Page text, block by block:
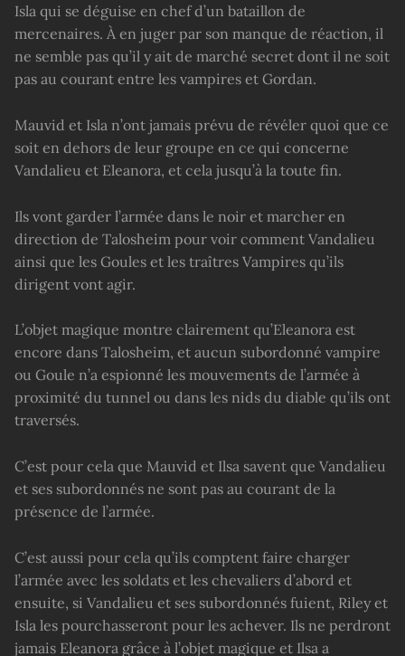
Isla qui se déguise en chef d’un bataillon de
mercenaires. À en juger par son manque de réaction, il
ne semble pas qu’il y ait de marché secret dont il ne soit
pas au courant entre les vampires et Gordan.
Mauvid et Isla n’ont jamais prévu de révéler quoi que ce
soit en dehors de leur groupe en ce qui concerne
Vandalieu et Eleanora, et cela jusqu’à la toute fin.
Ils vont garder l’armée dans le noir et marcher en
direction de Talosheim pour voir comment Vandalieu
ainsi que les Goules et les traîtres Vampires qu’ils
dirigent vont agir.
L’objet magique montre clairement qu’Eleanora est
encore dans Talosheim, et aucun subordonné vampire
ou Goule n’a espionné les mouvements de l’armée à
proximité du tunnel ou dans les nids du diable qu’ils ont
traversés.
C’est pour cela que Mauvid et Ilsa savent que Vandalieu
et ses subordonnés ne sont pas au courant de la
présence de l’armée.
C’est aussi pour cela qu’ils comptent faire charger
l’armée avec les soldats et les chevaliers d’abord et
ensuite, si Vandalieu et ses subordonnés fuient, Riley et
Isla les pourchasseront pour les achever. Ils ne perdront
jamais Eleanora grâce à l’objet magique et Ilsa a